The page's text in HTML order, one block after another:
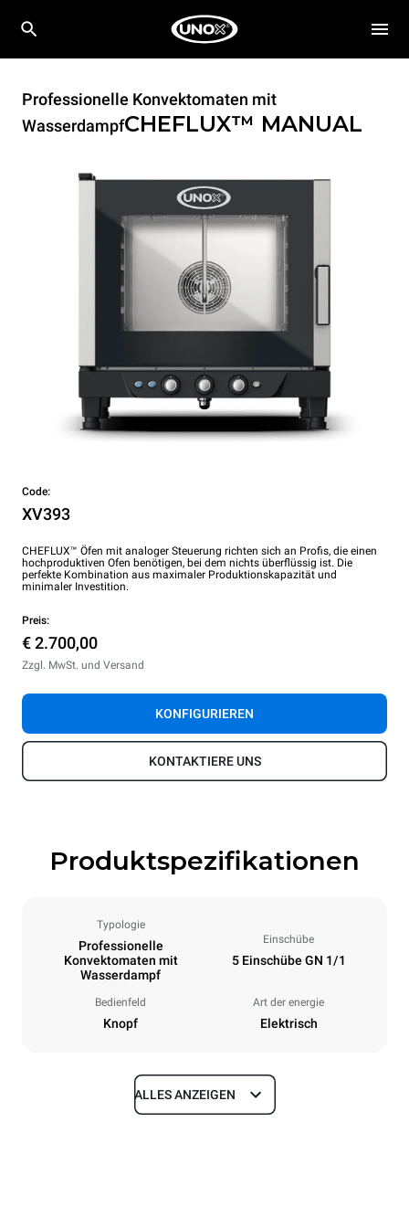
Professionelle Konvektomaten mit
WasserdampfCHEFLUX™ MANUAL
Code:
XV393
CHEFLUX™ Öfen mit analoger Steuerung richten sich an Profis, die einen
hochproduktiven Ofen benötigen, bei dem nichts überflüssig ist. Die
perfekte Kombination aus maximaler Produktionskapazität und
minimaler Investition.
Preis:
€ 2.700,00
Zzgl. MwSt. und Versand
KONFIGURIEREN
KONTAKTIERE UNS
Produktspezifikationen
Typologie
Professionelle
Konvektomaten mit
Wasserdampf
Einschübe
5 Einschübe GN 1/1
Bedienfeld
Knopf
Art der energie
Elektrisch
Maße
ALLES ANZEIGEN